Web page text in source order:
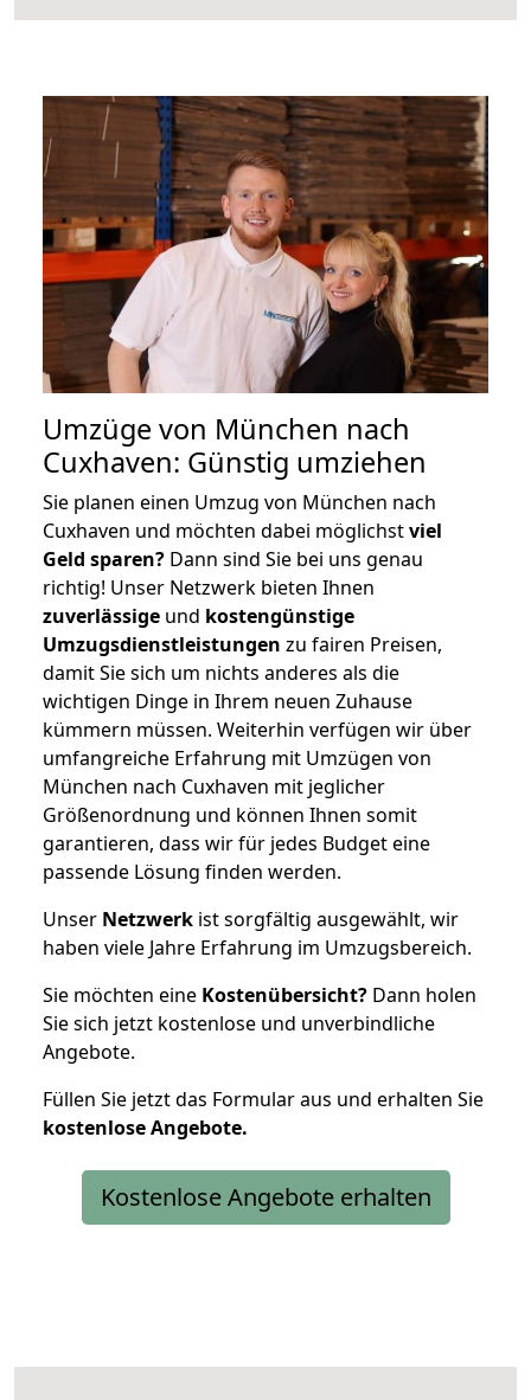
Umzüge von München nach
Cuxhaven: Günstig umziehen
Sie planen einen Umzug von München nach
Cuxhaven und möchten dabei möglichstviel
Geld sparen? Dann sind Sie bei uns genau
richtig! Unser Netzwerk bieten Ihnen
zuverlässige und kostengünstige
Umzugsdienstleistungen zu fairen Preisen,
damit Sie sich um nichts anderes als die
wichtigen Dinge in Ihrem neuen Zuhause
kümmern müssen. Weiterhin verfügen wir über
umfangreiche Erfahrung mit Umzügen von
München nach Cuxhaven mit jeglicher
Größenordnung und können Ihnen somit
garantieren, dass wir für jedes Budget eine
passende Lösung finden werden.
Unser Netzwerk ist sorgfältig ausgewählt, wir
haben viele Jahre Erfahrung im Umzugsbereich.
Sie möchten eine Kostenübersicht? Dann holen
Sie sich jetzt kostenlose und unverbindliche
Angebote.
Füllen Sie jetzt das Formular aus und erhalten Sie
kostenloseAngebote.
Kostenlose Angebote erhalten